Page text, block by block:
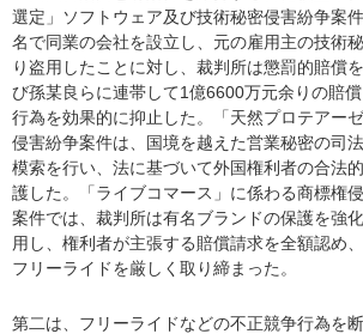
選定」ソフトウェア及び技術秘密侵害紛争案
名で同業の会社を設立し、元の雇用主の技術
り盗用したことに対し、裁判所は懲罰的賠償
び孫某良らに連帯して1億6600万元余りの賠
行為を効果的に抑止した。「天然プロテアー
侵害紛争案件は、国境を越えた営業秘密の司
模索を行い、法に基づいて外国権利者の合法
護した。「ライブコマース」に係わる商標権
案件では、裁判所は有名ブランドの保護を強
用し、権利者が主張する賠償請求を全額認め
フリーライドを厳しく取り締まった。
第二は、フリーライドなどの不正競争行為を